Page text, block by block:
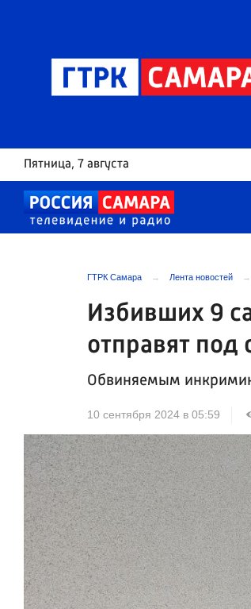
Пятница, 7 августа
ГТРК Самара Лента новостей
Избивших 9
отправят под
Обвиняемым
10 сентября 2024 в 05:59